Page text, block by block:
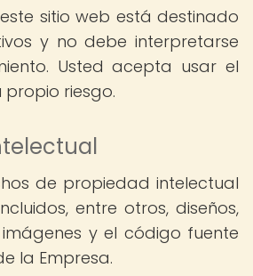
sitio web está destinado
y no debe interpretarse
Usted acepta usar el
propio riesgo.
de propiedad intelectual
entre otros, diseños,
y el código fuente
la Empresa.